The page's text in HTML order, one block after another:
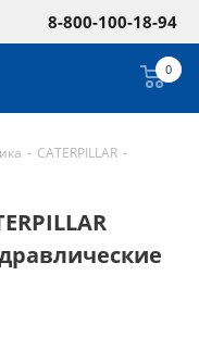
8-800-100-18-94
0
- CATERPILLAR -